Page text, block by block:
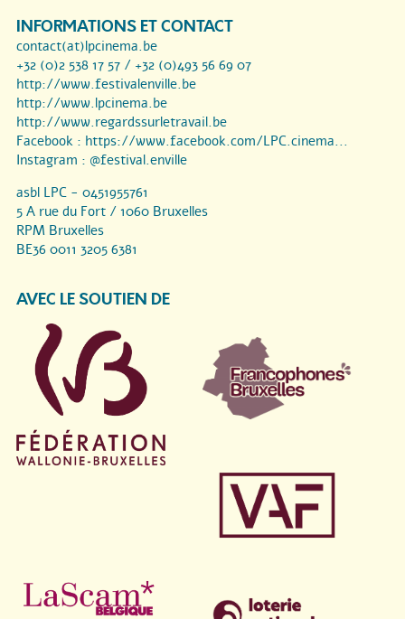
INFORMATIONS ET CONTACT
contact(at)lpcinema.be
+32 (0)2 538 17 57 / +32 (0)493 56 69 07
http://www.festivalenville.be
http://www.lpcinema.be
http://www.regardssurletravail.be
Facebook : https://www.facebook.com/LPC.cinema...
Instagram : @festival.enville
asbl LPC - 0451955761
5 A rue du Fort / 1060 Bruxelles
RPM Bruxelles
BE36 0011 3205 6381
AVEC LE SOUTIEN DE